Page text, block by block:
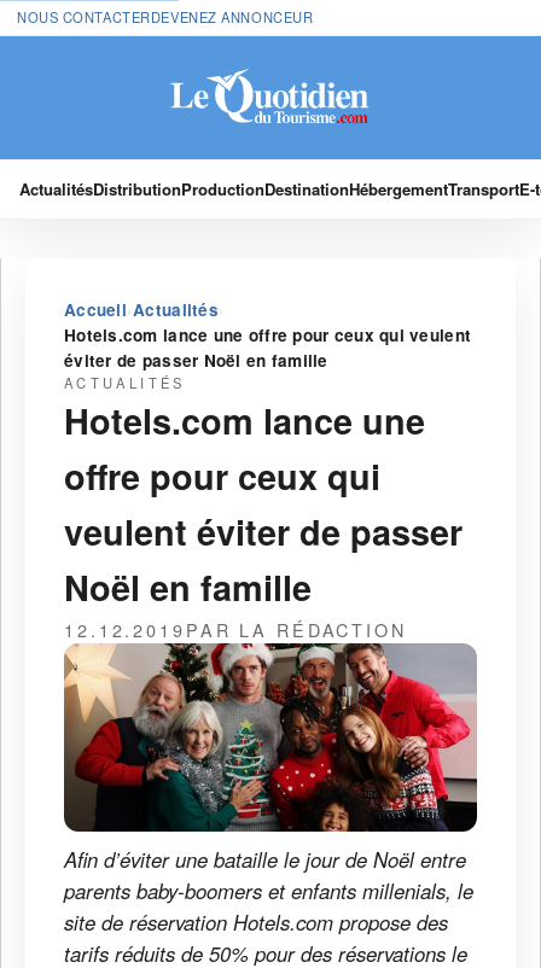
NOUS CONTACTERDEVENEZ ANNONCEUR
ActualitésDistributionProductionDestinationHébergementTransport
Accueil›Actualités›
Hotels.com lance une offre pour ceux qui veulent
éviter de passer Noël en famille
ACTUALITÉS
Hotels.com lance une
offre pour ceux qui
veulent éviter de passer
Noël en famille
12.12.2019PAR LA RÉDACTION
Afin d’éviter une bataille le jour de Noël entre
parents baby-boomers et enfants millenials, le
site de réservation Hotels.com propose des
tarifs réduits de 50% pour des réservations le